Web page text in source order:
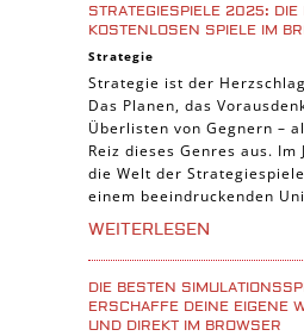
STRATEGIESPIELE 2025: DIE
KOSTENLOSEN SPIELE IM
Strategie
Strategie ist der
Das Planen, das
Überlisten von Gegnern –
Reiz dieses Genres aus. Im
die Welt der
einem beeindruckenden
WEITERLESEN
DIE BESTEN
ERSCHAFFE DEINE EIGENE
UND DIREKT IM BROWSER